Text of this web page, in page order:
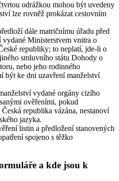
odrážkou mohou být uvedeny
lze rovněž prokázat cestovním
dále matričnímu úřadu před
Ministerstvem vnitra o
republiky; to neplatí, jde-li o
smluvního státu Dohody o
nebo jeho rodinného
být ke dni uzavření manželství
vydané orgány cizího
ověřeními, pokud
republika vázána, nestanoví
jazyka.
listin a předložení stanovených
spojeno s těžko
a kde jsou k